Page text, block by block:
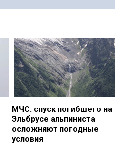
МЧС: спуск погибшего на
Эльбрусе альпиниста
осложняют погодные
условия